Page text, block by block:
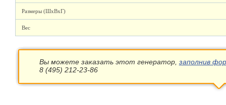
Размеры (ШхВхГ)
Вес
Вы можете заказать этот генератор, заполнив
8 (495) 212-23-86